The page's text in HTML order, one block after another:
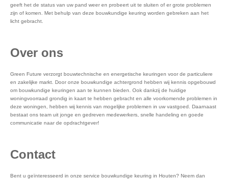
geeft het de status van uw pand weer en probeert uit te sluiten of er grote problemen
zijn of komen. Met behulp van deze bouwkundige keuring worden gebreken aan het
licht gebracht.
Over ons
Green Future verzorgt bouwtechnische en energetische keuringen voor de particuliere
en zakelijke markt. Door onze bouwkundige achtergrond hebben wij kennis opgebouwd
om bouwkundige keuringen aan te kunnen bieden. Ook dankzij de huidige
woningvoorraad grondig in kaart te hebben gebracht en alle voorkomende problemen in
deze woningen, hebben wij kennis van mogelijke problemen in uw vastgoed. Daarnaast
bestaat ons team uit jonge en gedreven medewerkers, snelle handeling en goede
communicatie naar de opdrachtgever!
Contact
Bent u geïnteresseerd in onze service bouwkundige keuring in Houten? Neem dan